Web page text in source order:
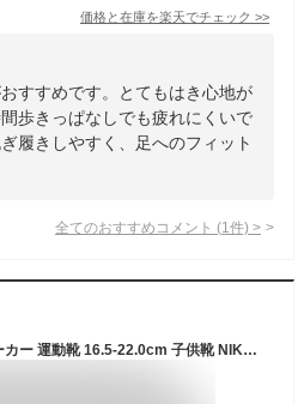
価格と在庫を楽天でチェック >>
すすめです。とてもはき心地が
歩きっぱなしでも疲れにくいで
履きしやすく、足へのフィット
全てのおすすめコメント (1 件) >
送料無料 ナイキ キッズ スニーカー 運動靴 16.5-22.0cm 子供靴 NIKE エア マックス SC PSV ローカット ベルトタイプ 子ども ジュニア AIR MAX スポーツ カジュアルシューズ 靴 男の子 女の子 小学生 ベルクロ ブランド ナイキスニーカー 運動靴 くつ/CZ5356-104